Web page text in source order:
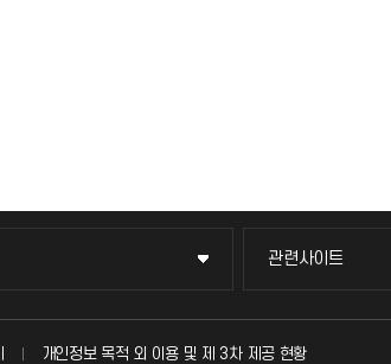
관련사이트
관련사이트
국방헬프콜
개인정보 목적 외 이용 및 제 3차 제공 현황